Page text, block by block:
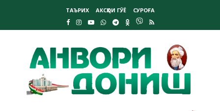
ТАЪРИХ АКСҲОИ ГӮЁ СУРОҒА